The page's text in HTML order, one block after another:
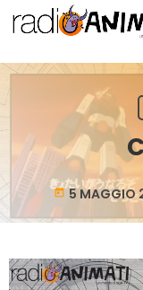
today 5 MAGGIO